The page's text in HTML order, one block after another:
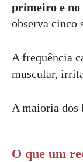
primeiro e
observa cinco
A frequência
muscular,
A maioria dos
O que um